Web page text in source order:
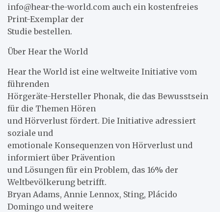
info@hear-the-world.com auch ein kostenfreies
Print-Exemplar der
Studie bestellen.
Über Hear the World
Hear the World ist eine weltweite Initiative vom
führenden
Hörgeräte-Hersteller Phonak, die das Bewusstsein
für die Themen Hören
und Hörverlust fördert. Die Initiative adressiert
soziale und
emotionale Konsequenzen von Hörverlust und
informiert über Prävention
und Lösungen für ein Problem, das 16% der
Weltbevölkerung betrifft.
Bryan Adams, Annie Lennox, Sting, Plácido
Domingo und weitere